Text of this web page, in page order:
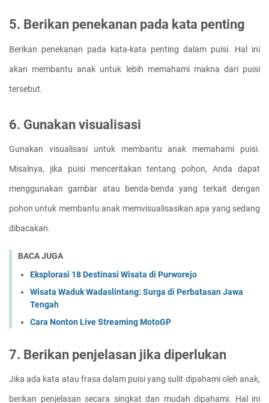
5. Berikan penekanan pada kata penting
Berikan penekanan pada kata-kata penting dalam puisi. Hal ini
akan membantu anak untuk lebih memahami makna dari puisi
tersebut.
6. Gunakan visualisasi
Gunakan visualisasi untuk membantu anak memahami puisi.
Misalnya, jika puisi menceritakan tentang pohon, Anda dapat
menggunakan gambar atau benda-benda yang terkait dengan
pohon untuk membantu anak memvisualisasikan apa yang sedang
dibacakan.
BACA JUGA
Eksplorasi 18 Destinasi Wisata di Purworejo
Wisata Waduk Wadaslintang: Surga di Perbatasan Jawa
Tengah
Cara Nonton Live Streaming MotoGP
7. Berikan penjelasan jika diperlukan
Jika ada kata atau frasa dalam puisi yang sulit dipahami oleh anak,
berikan penjelasan secara singkat dan mudah dipahami. Hal ini